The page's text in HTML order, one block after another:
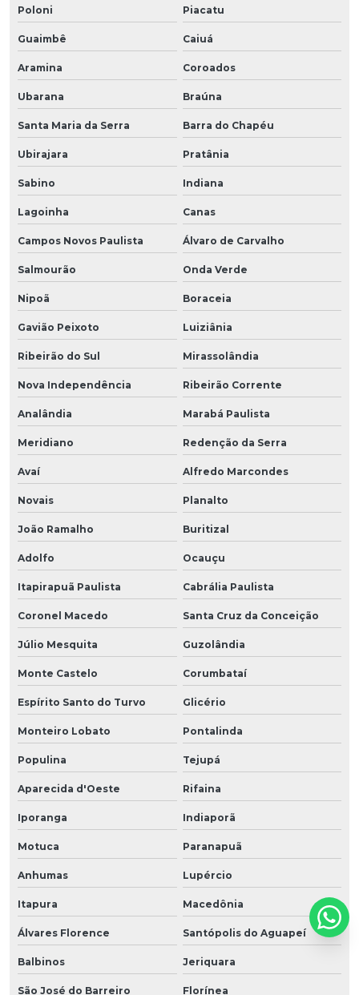
Poloni Piacatu
Guaimbê Caiuá
Aramina Coroados
Ubarana Braúna
Santa Maria da Serra Barra do Chapéu
Ubirajara Pratânia
Sabino Indiana
Lagoinha Canas
Campos Novos Paulista Álvaro de Carvalho
Salmourão Onda Verde
Nipoã Boraceia
Gavião Peixoto Luiziânia
Ribeirão do Sul Mirassolândia
Nova Independência Ribeirão Corrente
Analândia Marabá Paulista
Meridiano Redenção da Serra
Avaí Alfredo Marcondes
Novais Planalto
João Ramalho Buritizal
Adolfo Ocauçu
Itapirapuã Paulista Cabrália Paulista
Coronel Macedo Santa Cruz da Conceição
Júlio Mesquita Guzolândia
Monte Castelo Corumbataí
Espírito Santo do Turvo Glicério
Monteiro Lobato Pontalinda
Populina Tejupá
Aparecida d'Oeste Rifaina
Iporanga Indiaporã
Motuca Paranapuã
Anhumas Lupércio
Itapura Macedônia
Álvares Florence Santópolis do Aguapeí
Balbinos Jeriquara
São José do Barreiro Florínea